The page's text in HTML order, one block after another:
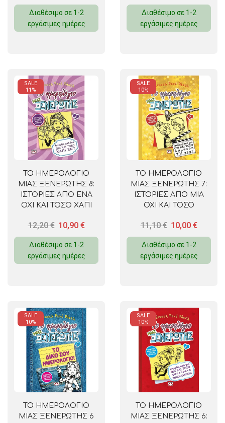
Διαθέσιμο σε 1-2
εργάσιμες ημέρες
ΚΛΑΨΑΣ
Διαθέσιμο σε 1-2
εργάσιμες ημέρες
SALE
11%
ΤΟ ΗΜΕΡΟΛΟΓΙΟ
ΜΙΑΣ ΞΕΝΕΡΩΤΗΣ 8:
ΙΣΤΟΡΙΕΣ ΑΠΟ ΕΝΑ
ΟΧΙ ΚΑΙ ΤΟΣΟ ΧΑΠΙ
12,20€ 10,90 €
Διαθέσιμο σε 1-2
εργάσιμες ημέρες
SALE
10%
ΤΟ ΗΜΕΡΟΛΟΓΙΟ
ΜΙΑΣ ΞΕΝΕΡΩΤΗΣ 7:
ΙΣΤΟΡΙΕΣ ΑΠΟ ΜΙΑ
ΟΧΙ ΚΑΙ ΤΟΣΟ
11,10€ 10,00 €
Διαθέσιμο σε 1-2
εργάσιμες ημέρες
SALE
10%
ΤΟ ΗΜΕΡΟΛΟΓΙΟ
ΜΙΑΣ ΞΕΝΕΡΩΤΗΣ 6
SALE
10%
ΤΟ ΗΜΕΡΟΛΟΓΙΟ
ΜΙΑΣ ΞΕΝΕΡΩΤΗΣ 6: